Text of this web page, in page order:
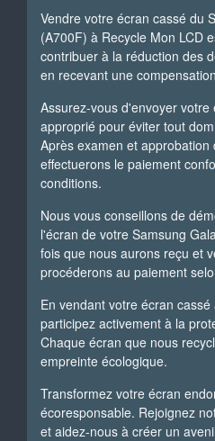
Vendre votre écran cassé du
(A700F) à Recycle Mon LCD
contribuer à la réduction des
en recevant une
Assurez-vous d'envoyer
approprié pour éviter tout
Après examen et
effectuerons le paiement
conditions.
Nous vous conseillons de
l'écran de votre Samsung
fois que nous aurons reçu et
procéderons au paiement
En vendant votre écran
participez activement à la
Chaque écran que nous
empreinte écologique.
Transformez votre écran
écoresponsable. Rejoignez
et aidez-nous à créer un